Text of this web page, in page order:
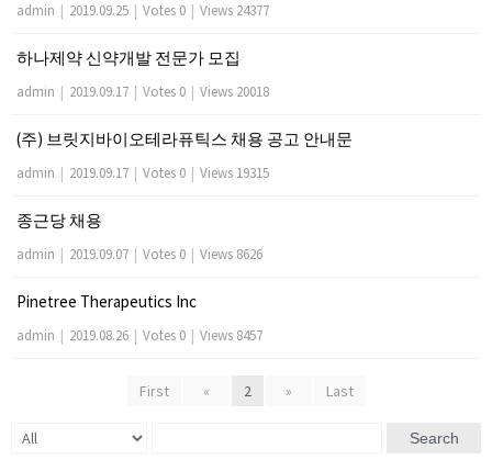
admin | 2019.09.25 | Votes 0 | Views 24377
하나제약 신약개발 전문가 모집
admin | 2019.09.17 | Votes 0 | Views 20018
(주) 브릿지바이오테라퓨틱스 채용 공고 안내문
admin | 2019.09.17 | Votes 0 | Views 19315
종근당 채용
admin | 2019.09.07 | Votes 0 | Views 8626
Pinetree Therapeutics Inc
admin | 2019.08.26 | Votes 0 | Views 8457
First « 2 » Last
Search